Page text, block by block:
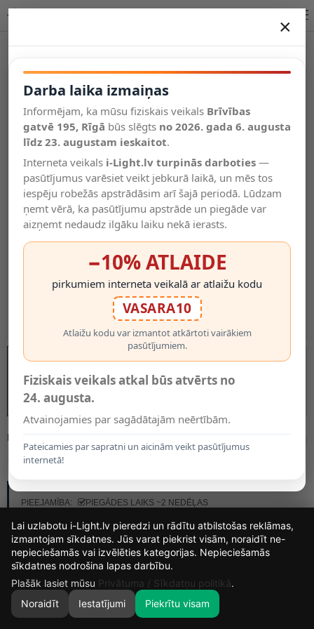
Salīdzināt
Vēlmju
saraksts
Valodas
0
MODELIS:
108.00€
PIEEJAMĪBA:
PIEGĀDES LAIKS ~2 NEDĒĻAS
×
Darba laika izmaiņas
Informējam, ka mūsu fiziskais veikals Brīvības
gatvē 195, Rīgā būs slēgts no 2026. gada 6. augusta
līdz 23. augustam ieskaitot.
Interneta veikals i-Light.lv turpinās darboties —
pasūtījumus varēsiet veikt jebkurā laikā, un mēs tos
iespēju robežās apstrādāsim arī šajā periodā. Lūdzam
ņemt vērā, ka pasūtījumu apstrāde un piegāde var
aizņemt nedaudz ilgāku laiku nekā ierasts.
−10% ATLAIDE
pirkumiem interneta veikalā ar atlaižu kodu
VASARA10
Atlaižu kodu var izmantot atkārtoti vairākiem
pasūtījumiem.
Fiziskais veikals atkal būs atvērts no
24. augusta.
Atvainojamies par sagādātajām neērtībām.
Pateicamies par sapratni un aicinām veikt pasūtījumus
internetā!
15
DIENAS
25
MIN.
6
SEK.
Lai uzlabotu i-Light.lv pieredzi un rādītu atbilstošas reklāmas,
izmantojam sīkdatnes. Jūs varat piekrist visām, noraidīt ne-
nepieciešamās vai izvēlēties kategorijas. Nepieciešamās
sīkdatnes nodrošina lapas darbību.
Plašāk lasiet mūsu Privātuma / Sīkdatņu politikā.
Noraidīt
Iestatījumi Piekrītu visam